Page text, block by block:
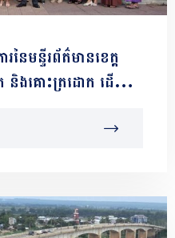
រនៃមន្ទីរព័ត៌មានខេត្ត
ងគោះត្រដោក ដើម្បី